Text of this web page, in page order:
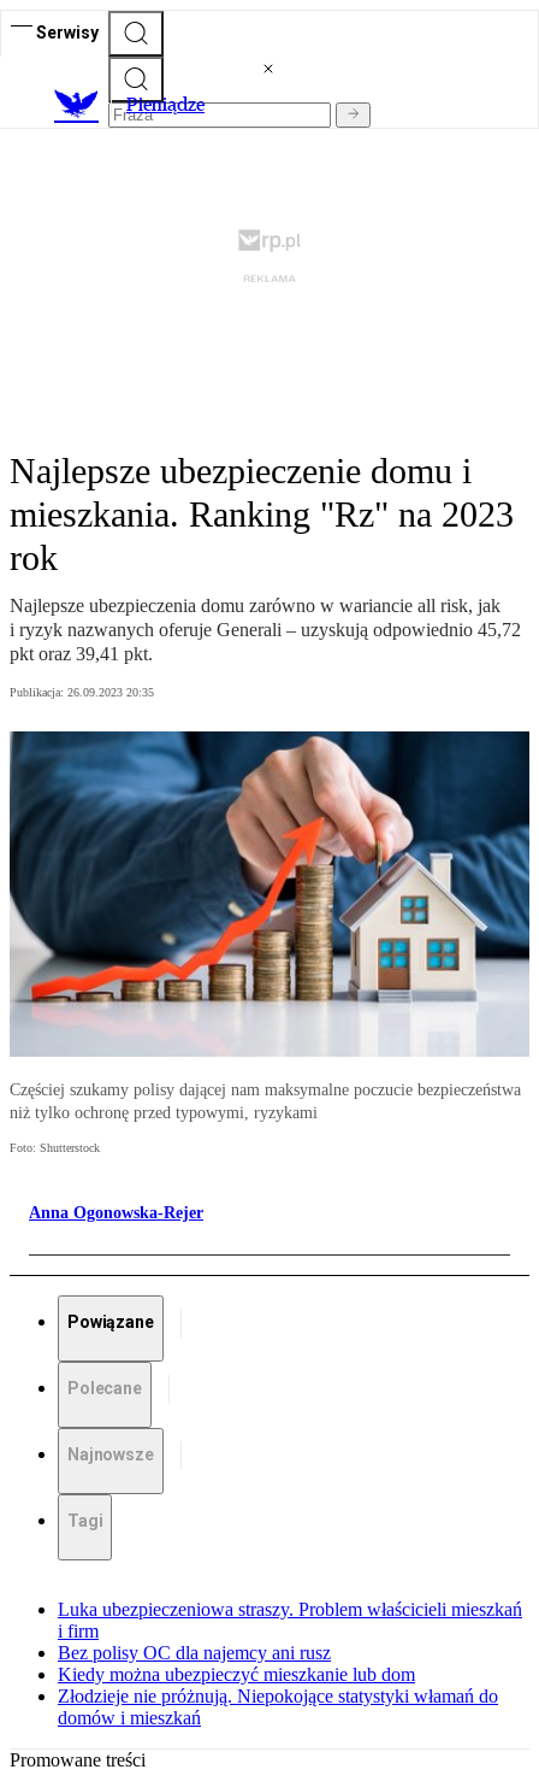
Serwisy
Pieniądze
Najlepsze ubezpieczenie domu i
mieszkania. Ranking "Rz" na 2023
rok
Najlepsze ubezpieczenia domu zarówno w wariancie all risk, jak
i ryzyk nazwanych oferuje Generali – uzyskują odpowiednio 45,72
pkt oraz 39,41 pkt.
Publikacja: 26.09.2023 20:35
Częściej szukamy polisy dającej nam maksymalne poczucie bezpieczeństwa
niż tylko ochronę przed typowymi, ryzykami
Foto: Shutterstock
Anna Ogonowska-Rejer
Powiązane
Polecane
Najnowsze
Tagi
Luka ubezpieczeniowa straszy. Problem właścicieli mieszkań
i firm
Bez polisy OC dla najemcy ani rusz
Kiedy można ubezpieczyć mieszkanie lub dom
Złodzieje nie próżnują. Niepokojące statystyki włamań do
domów i mieszkań
Promowane treści